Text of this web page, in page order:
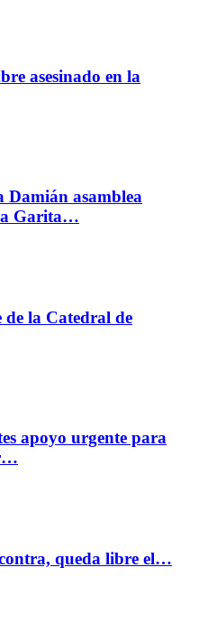
asesinado en la
Damián asamblea
Garita…
la Catedral de
apoyo urgente para
queda libre el…